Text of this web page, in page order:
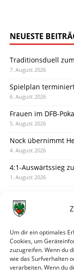
Um dir ein optimales
Cookies, um
zuzugreifen. Wenn du
wie das Surfverhalten
verarbeiten. Wenn du
NEUESTE
Traditionsduell
7. August 2026
Spielplan
6. August 2026
Frauen im DFB-
5. August 2026
Nock übernimmt
4. August 2026
4:1-Auswärtssieg
1. August 2026
31. Juli 2026
30. Juli 2026
Deine Spielminute:
28. Juli 2026